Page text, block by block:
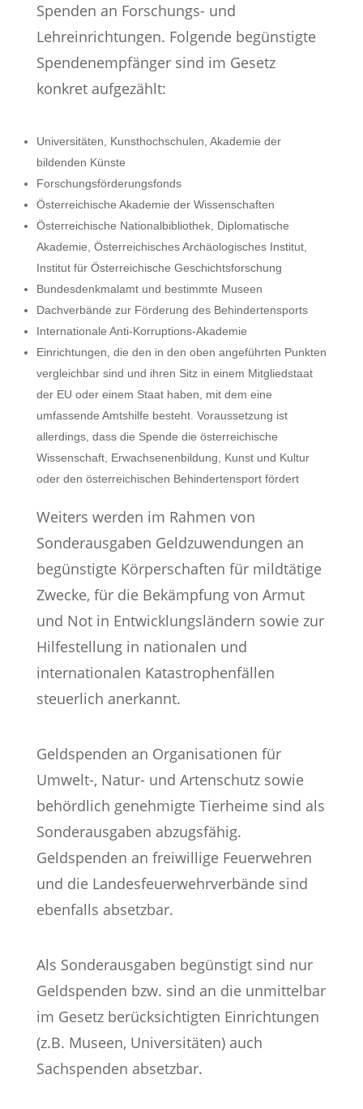
Spenden an Forschungs- und
Lehreinrichtungen. Folgende begünstigte
Spendenempfänger sind im Gesetz
konkret aufgezählt:
Universitäten, Kunsthochschulen, Akademie der
bildenden Künste
Forschungsförderungsfonds
Österreichische Akademie der Wissenschaften
Österreichische Nationalbibliothek, Diplomatische
Akademie, Österreichisches Archäologisches Institut,
Institut für Österreichische Geschichtsforschung
Bundesdenkmalamt und bestimmte Museen
Dachverbände zur Förderung des Behindertensports
Internationale Anti-Korruptions-Akademie
Einrichtungen, die den in den oben angeführten Punkten
vergleichbar sind und ihren Sitz in einem Mitgliedstaat
der EU oder einem Staat haben, mit dem eine
umfassende Amtshilfe besteht. Voraussetzung ist
allerdings, dass die Spende die österreichische
Wissenschaft, Erwachsenenbildung, Kunst und Kultur
oder den österreichischen Behindertensport fördert
Weiters werden im Rahmen von
Sonderausgaben Geldzuwendungen an
begünstigte Körperschaften für mildtätige
Zwecke, für die Bekämpfung von Armut
und Not in Entwicklungsländern sowie zur
Hilfestellung in nationalen und
internationalen Katastrophenfällen
steuerlich anerkannt.
Geldspenden an Organisationen für
Umwelt-, Natur- und Artenschutz sowie
behördlich genehmigte Tierheime sind als
Sonderausgaben abzugsfähig.
Geldspenden an freiwillige Feuerwehren
und die Landesfeuerwehrverbände sind
ebenfalls absetzbar.
Als Sonderausgaben begünstigt sind nur
Geldspenden bzw. sind an die unmittelbar
im Gesetz berücksichtigten Einrichtungen
(z.B. Museen, Universitäten) auch
Sachspenden absetzbar.